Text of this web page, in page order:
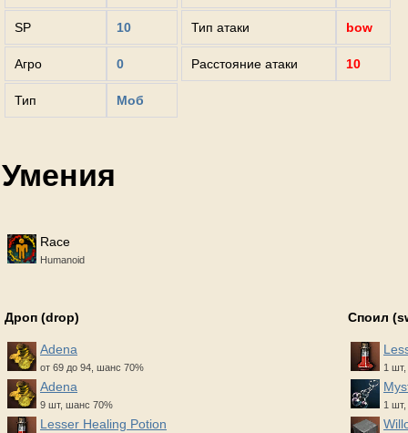
SP 10
Агро 0
Тип Моб
Тип атаки bow
Расстояние атаки 10
Умения
Race
Humanoid
Дроп (drop)
Adena
от 69 до 94, шанс 70%
Adena
9 шт, шанс 70%
Lesser Healing Potion
Споил
1
1